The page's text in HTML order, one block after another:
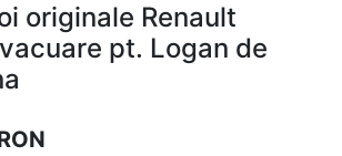
originale Renault
pt. Logan de